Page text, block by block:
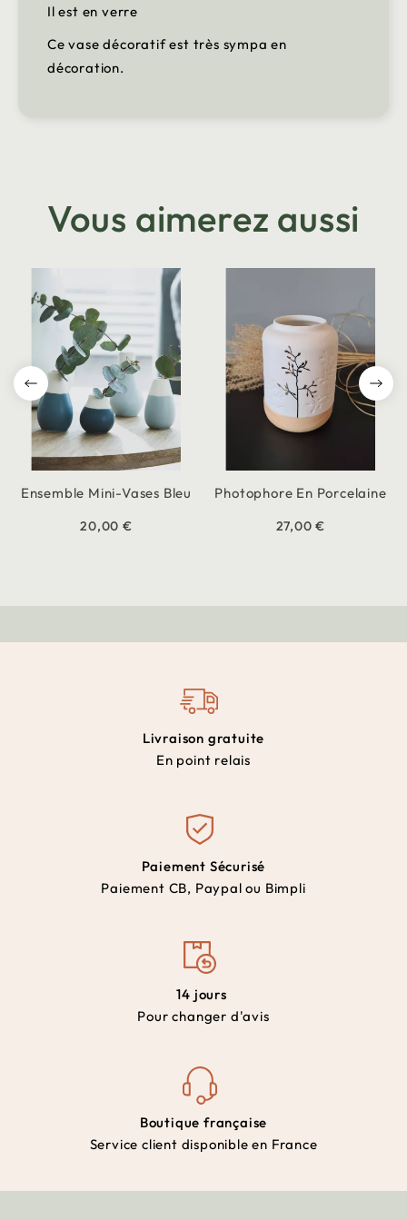
Il est en verre
Ce vase décoratif est très sympa en
décoration.
Vous aimerez aussi
Ensemble Mini-Vases Bleu
20,00 €
Photophore En Porcelaine
27,00 €
Livraison gratuite
En point relais
Paiement Sécurisé
Paiement CB, Paypal ou Bimpli
14 jours
Pour changer d'avis
Boutique française
Service client disponible en France